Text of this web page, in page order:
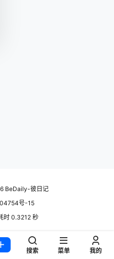
BeDaily-彼日记
号-15
时 0.3212 秒
搜索 菜单 我的